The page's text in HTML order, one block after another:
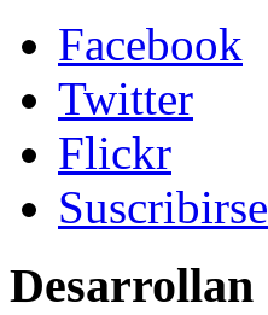
Facebook
Twitter
Flickr
Suscribirse
Desarrollan